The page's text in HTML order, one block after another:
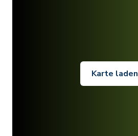
Karte laden